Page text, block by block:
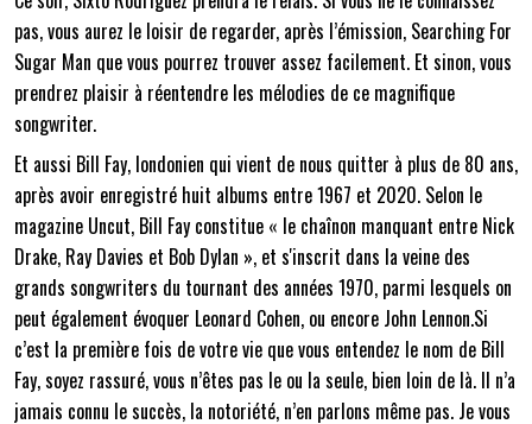
pas, vous aurez le loisir de regarder, après l’émission, Searching For
Sugar Man que vous pourrez trouver assez facilement. Et sinon, vous
prendrez plaisir à réentendre les mélodies de ce magnifique
songwriter.
Et aussi Bill Fay, londonien qui vient de nous quitter à plus de 80 ans,
après avoir enregistré huit albums entre 1967 et 2020. Selon le
magazine Uncut, Bill Fay constitue « le chaînon manquant entre Nick
Drake, Ray Davies et Bob Dylan », et s'inscrit dans la veine des
grands songwriters du tournant des années 1970, parmi lesquels on
peut également évoquer Leonard Cohen, ou encore John Lennon.Si
c’est la première fois de votre vie que vous entendez le nom de Bill
Fay, soyez rassuré, vous n’êtes pas le ou la seule, bien loin de là. Il n’a
jamais connu le succès, la notoriété, n’en parlons même pas. Je vous